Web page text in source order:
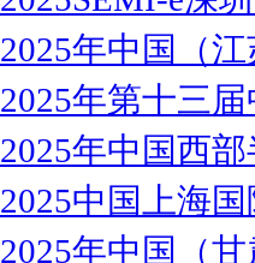
2025年中国（
2025年第十三
2025年中国西
2025中国上海
2025年中国（